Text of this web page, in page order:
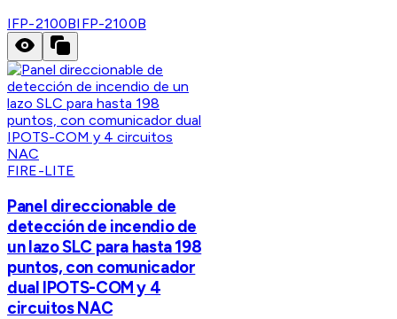
IFP-2100BIFP-2100B
FIRE-LITE
Panel direccionable de
detección de incendio de
un lazo SLC para hasta 198
puntos, con comunicador
dual IPOTS-COM y 4
circuitos NAC